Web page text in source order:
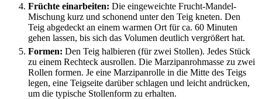
Früchte einarbeiten: Die eingeweichte Frucht-Mandel-
Mischung kurz und schonend unter den Teig kneten. Den
Teig abgedeckt an einem warmen Ort für ca. 60 Minuten
gehen lassen, bis sich das Volumen deutlich vergrößert hat.
Formen: Den Teig halbieren (für zwei Stollen). Jedes Stück
zu einem Rechteck ausrollen. Die Marzipanrohmasse zu zwei
Rollen formen. Je eine Marzipanrolle in die Mitte des Teigs
legen, eine Teigseite darüber schlagen und leicht andrücken,
um die typische Stollenform zu erhalten.